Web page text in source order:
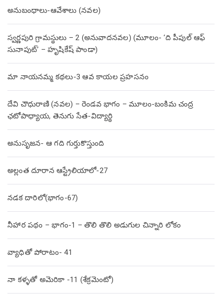
అనుబంధాలు-ఆవేశాలు (నవల)
స్వర్ణపురి గ్రామస్థులు – 2 (అనువాదనవల) (మూలం- ‘ది పీపుల్ ఆఫ్
సునాపుట్’ – హృషికేష్ పాండా)
మా నాయనమ్మ కథలు-3 ఆవ కాయల ప్రహసనం
దేవి చౌధురాణి (నవల) – రెండవ భాగం – మూలం-బంకిమ చంద్ర
ఛటోపాధ్యాయ, తెనుగు సేత-విద్యార్థి
అనుసృజన- ఆ గది గుర్తుకొస్తుంది
అల్లంత దూరాన ఆస్ట్రేలియాలో-27
నడక దారిలో(భాగం-67)
నీహార పథం – భాగం-1 – తొలి తొలి అడుగుల చిన్నారి లోకం
వ్యాధితో పోరాటం- 41
నా కళ్ళతో అమెరికా -11 (శేక్రమెంటో)